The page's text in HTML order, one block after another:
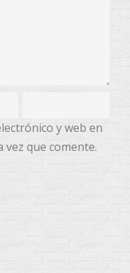
y web en
que comente.